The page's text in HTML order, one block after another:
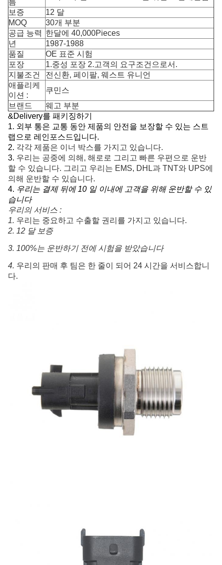
름
보증
12 달
MOQ
30개 부분
공급 능력 한달에 40,000Pieces
년
1987-1988
품질
OE 표준 시험
포장
1.중성 포장 2.고객의 요구조건으로서.
지불조건
전신환, 페이팔, 웨스트 유니언
애플리케
이션 :
쿠민스
브랜드
웨고 부분
&Delivery를 패키징하기
1. 외부 통은 교통 동안 제품의 안전을 보장할 수 있는 스트
랩으로 레인포스드입니다.
2. 각각 제품은 이너 박스를 가지고 있습니다.
3. 우리는 공중에 의해, 해로로 그리고 빠른 우편으로 운반
할 수 있습니다. 그리고 우리는 EMS, DHL과 TNT와 UPS에
의해 운반할 수 있습니다.
4. 우리는 결제 뒤에 10 일 이내에 고객을 위해 운반할 수 있
습니다
우리의 서비스 :
1. 우리는 중요하고 수출할 권리를 가지고 있습니다.
2. 12 달 보증
3. 100%는 운반하기 전에 시험을 받았습니다
4. 우리의 판매 후 팀은 한 줄이 되어 24 시간을 서비스합니
다.